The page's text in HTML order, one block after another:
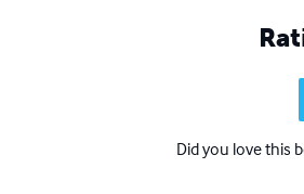
Did you love this